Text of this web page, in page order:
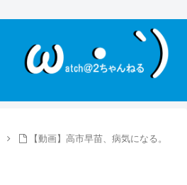
【動画】高市早苗、病気になる。